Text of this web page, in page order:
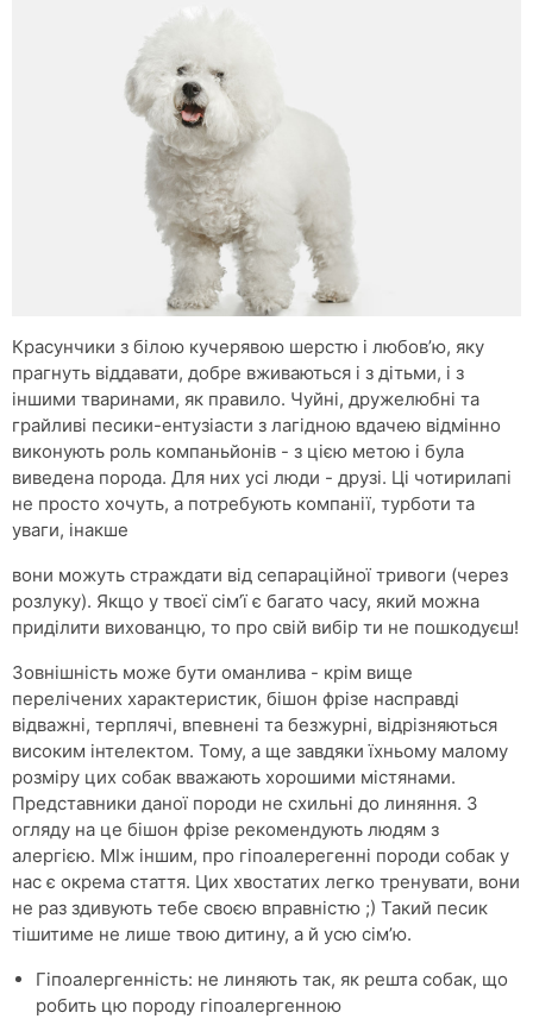
Красунчики з білою кучерявою шерстю і любов’ю, яку
прагнуть віддавати, добре вживаються і з дітьми, і з
іншими тваринами, як правило. Чуйні, дружелюбні та
грайливі песики-ентузіасти з лагідною вдачею відмінно
виконують роль компаньйонів - з цією метою і була
виведена порода. Для них усі люди - друзі. Ці чотирилапі
не просто хочуть, а потребують компанії, турботи та
уваги, інакше
вони можуть страждати від сепараційної тривоги (через
розлуку). Якщо у твоєї сім’ї є багато часу, який можна
приділити вихованцю, то про свій вибір ти не пошкодуєш!
Зовнішність може бути оманлива - крім вище
перелічених характеристик, бішон фрізе насправді
відважні, терплячі, впевнені та безжурні, відрізняються
високим інтелектом. Тому, а ще завдяки їхньому малому
розміру цих собак вважають хорошими містянами.
Представники даної породи не схильні до линяння. З
огляду на це бішон фрізе рекомендують людям з
алергією. МІж іншим, про гіпоалерегенні породи собак у
нас є окрема стаття. Цих хвостатих легко тренувати, вони
не раз здивують тебе своєю вправністю ;) Такий песик
тішитиме не лише твою дитину, а й усю сім’ю.
Гіпоалергенність: не линяють так, як решта собак, що
робить цю породу гіпоалергенною